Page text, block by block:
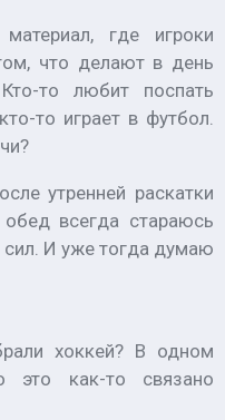
где игроки
что делают в день
то любит поспать
то играет в футбол.
утренней раскатки
всегда стараюсь
И уже тогда думаю
хоккей? В одном
это как-то связано